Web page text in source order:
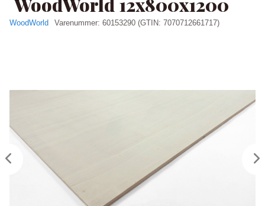
WoodWorld 12x800x1200
WoodWorld Varenummer: 60153290 (GTIN: 7070712661717)